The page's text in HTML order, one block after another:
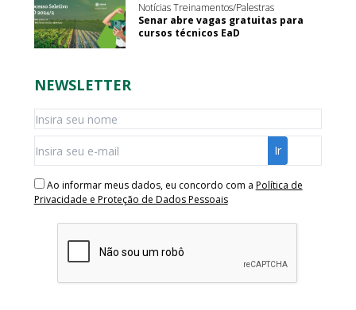
Notícias Treinamentos/Palestras
Senar abre vagas gratuitas para
cursos técnicos EaD
NEWSLETTER
Ao informar meus dados, eu concordo com a Política de
Privacidade e Proteção de Dados Pessoais